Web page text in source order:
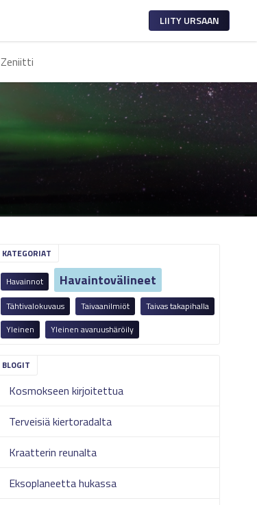
LIITY URSAAN
Zeniitti
KATEGORIAT
Havainnot Havaintovälineet
Tähtivalokuvaus Taivaanilmiöt
Taivas takapihalla
Yleinen
Yleinen avaruushäröily
Kosmokseen kirjoitettua
Terveisiä kiertoradalta
Kraatterin reunalta
Eksoplaneetta hukassa